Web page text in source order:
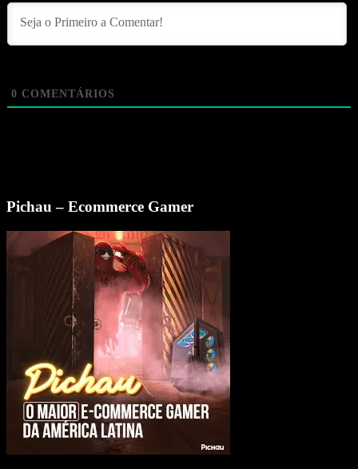
0 COMENTÁRIOS
Pichau – Ecommerce Gamer